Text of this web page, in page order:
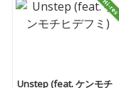
Unstep (feat. ケンモチ